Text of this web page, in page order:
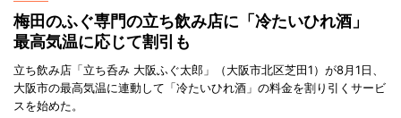
梅田のふぐ専門の立ち飲み店に「冷たいひれ酒」
最高気温に応じて割引も
立ち飲み店「立ち呑み 大阪ふぐ太郎」（大阪市北区芝田1）が8月1日、
大阪市の最高気温に連動して「冷たいひれ酒」の料金を割り引くサービ
スを始めた。